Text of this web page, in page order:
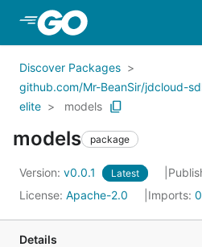
Skip to Main Content
Discover Packages
github.com/Mr-BeanSir/jdcloud-
elite
models
models package
Version: v0.0.1 Latest
License: Apache-2.0 Imports: 0
Details